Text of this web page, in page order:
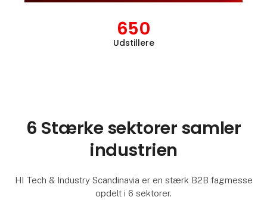
650
Udstillere
6 Stærke sektorer samler
industrien
HI Tech & Industry Scandinavia er en stærk B2B fagmesse
opdelt i 6 sektorer.